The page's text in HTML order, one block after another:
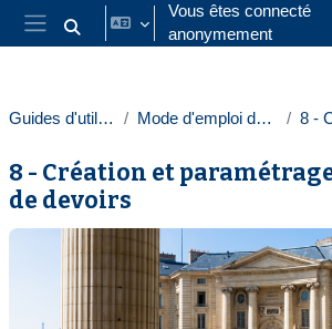
Passer au contenu principal
Panneau latéral
Activer/désactiver la saisie de
Vous êtes connecté
anonymement
Guides d'utilisation des EPI Mode d'emploi des EPI (enseignants)
8 - Création et
de devoirs